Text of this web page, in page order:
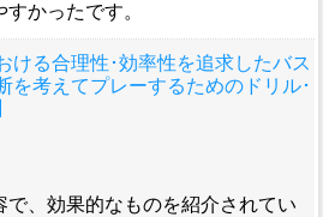
かったです。
ける合理性･効率性を追求したバス
を考えてプレーするためのドリル･
で、効果的なものを紹介されてい